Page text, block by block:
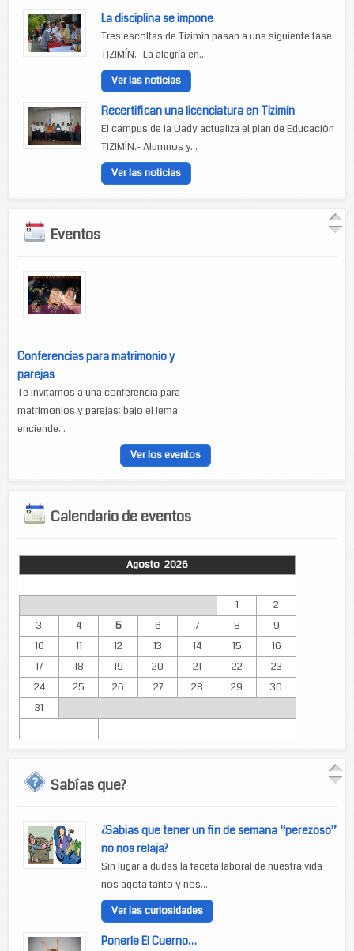
La disciplina se impone
Tres escoltas de Tizimín pasan a una siguiente fase
TIZIMÍN.- La alegría en...
Ver las noticias
Recertifican una licenciatura en Tizimín
El campus de la Uady actualiza el plan de Educación
TIZIMÍN.- Alumnos y...
Ver las noticias
Eventos
Conferencias para matrimonio y
parejas
Te invitamos a una conferencia para
matrimonios y parejas: bajo el lema
enciende...
Ver los eventos
Calendario de eventos
Agosto 2026
1
2
3
4 5 6 7 8
9
10
11 12 13 14 15
16
17
18 19 20 21 22
23
24
25 26 27 28 29
30
31
Sabías que?
¿Sabias que tener un fin de semana “perezoso”
no nos relaja?
Sin lugar a dudas la faceta laboral de nuestra vida
nos agota tanto y nos...
Ver las curiosidades
Ponerle El Cuerno…